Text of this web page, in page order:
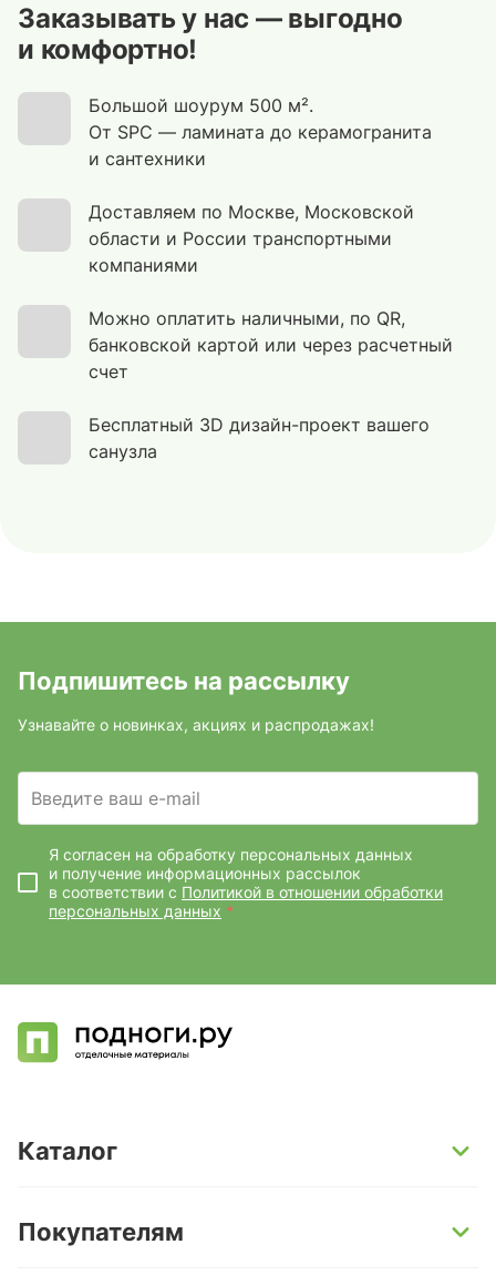
Заказывать у нас — выгодно
и комфортно!
Большой шоурум 500 м².
От SPC — ламината до керамогранита
и сантехники
Доставляем по Москве, Московской
области и России транспортными
компаниями
Можно оплатить наличными, по QR,
банковской картой или через расчетный
счет
Бесплатный 3D дизайн-проект вашего
санузла
Подпишитесь на рассылку
Узнавайте о новинках, акциях и распродажах!
Введите ваш e-mail
Я согласен на обработку персональных данных
и получение информационных рассылок
в соответствии с Политикой в отношении обработки
персональных данных *
Каталог
Кварц-винил и LVT-плитка
Покупателям